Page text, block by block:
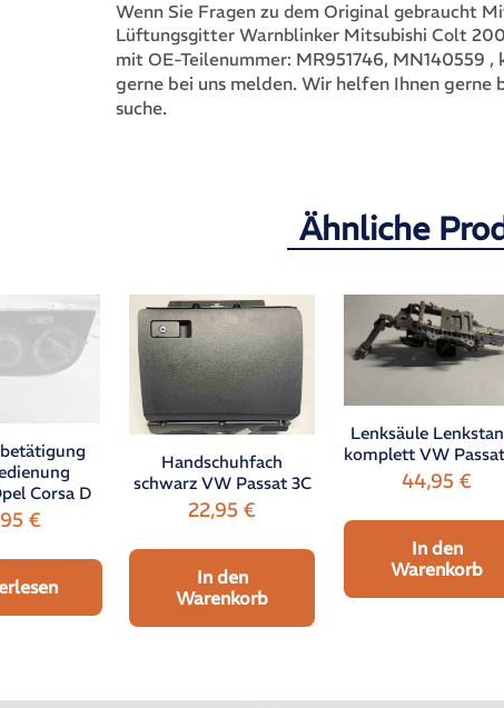
Wenn Sie Fragen zu dem Original gebraucht
Lüftungsgitter Warnblinker Mitsubishi Colt
mit OE-Teilenummer: MR951746, MN140559 ,
gerne bei uns melden. Wir helfen Ihnen gerne
suche.
Ähnliche
Corsa D
€
Handschuhfach
schwarz VW Passat 3C
22,95 €
In den
Warenkorb
Lenksäule
komplett VW
44,95€
In den
Warenkorb